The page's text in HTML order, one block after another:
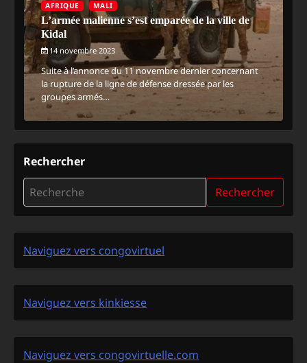
AFRIQUE MALI
L’armée malienne s’est emparée de la ville de
Kidal
14 novembre 2023
Suite à l’annonce du 11 novembre dernier concernant
la rupture de la ligne de défense dressée par les
groupes armés…
Rechercher
Rechercher
Naviguez vers congovirtuel
Naviguez vers kinkiesse
Naviguez vers congovirtuelle.com